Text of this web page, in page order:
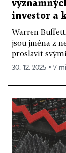
investor a
Warren
jsou jména z
proslavit
30. 12. 2025 ▪ 7